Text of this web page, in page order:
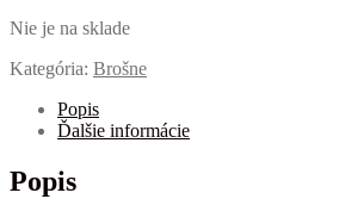
Nie je na sklade
Kategória: Brošne
Popis
Ďalšie informácie
Popis